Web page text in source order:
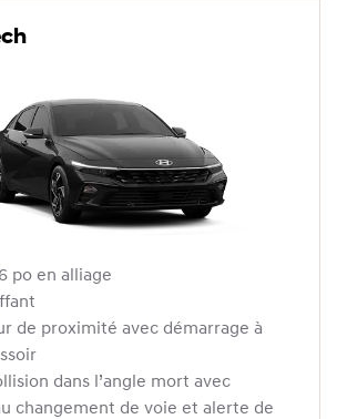
po en alliage
de proximité avec démarrage à
dans l’angle mort avec
changement de voie et alerte de